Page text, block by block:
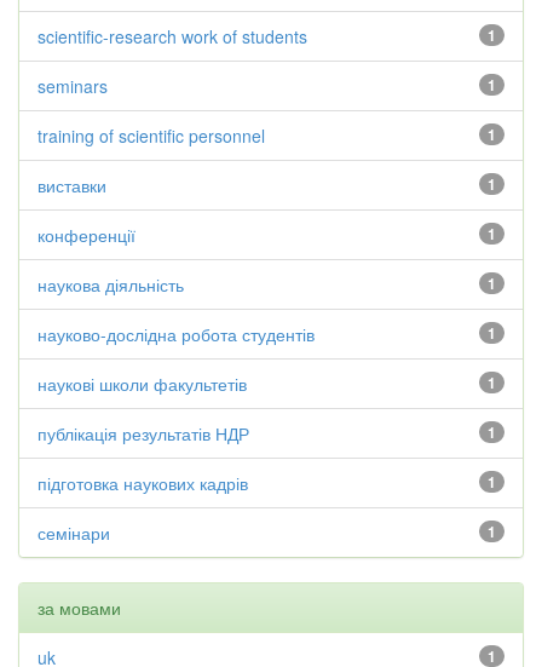
1
scientific-research work of students
1
seminars
1
training of scientific personnel
1
виставки
1
конференції
1
наукова діяльність
1
науково-дослідна робота студентів
1
наукові школи факультетів
1
публікація результатів НДР
1
підготовка наукових кадрів
1
семінари
за мовами
1
uk